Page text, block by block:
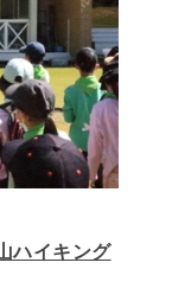
ハイキング